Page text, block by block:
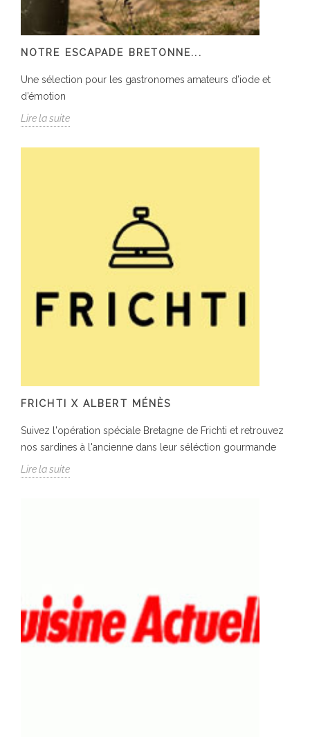
NOTRE ESCAPADE BRETONNE...
Une sélection pour les gastronomes amateurs d’iode et
d’émotion
Lire la suite
FRICHTI X ALBERT MÉNÈS
Suivez l'opération spéciale Bretagne de Frichti et retrouvez
nos sardines à l'ancienne dans leur séléction gourmande
Lire la suite